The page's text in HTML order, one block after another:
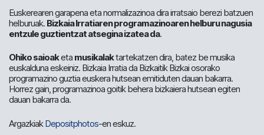
Euskerearen garapena eta normalizazinoa dira irratsaio berezi batzuen
helburuak. Bizkaia Irratiaren programazinoaren helburu nagusia
entzule guztientzat atsegina izatea da.
Ohiko saioaketa musikalaktartekatzen dira, batez be musika
euskalduna eskeiniz. Bizkaia Irratia da Bizkaitik Bizkai osorako
programazino guztia euskera hutsean emitiduten dauan bakarra.
Horrez gain, programazinoa goitik behera bizkaiera hutsean egiten
dauan bakarra da.
ArgazkiakDepositphotos-en eskuz.